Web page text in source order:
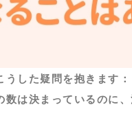
した疑問を抱きます：
数は決まっているのに